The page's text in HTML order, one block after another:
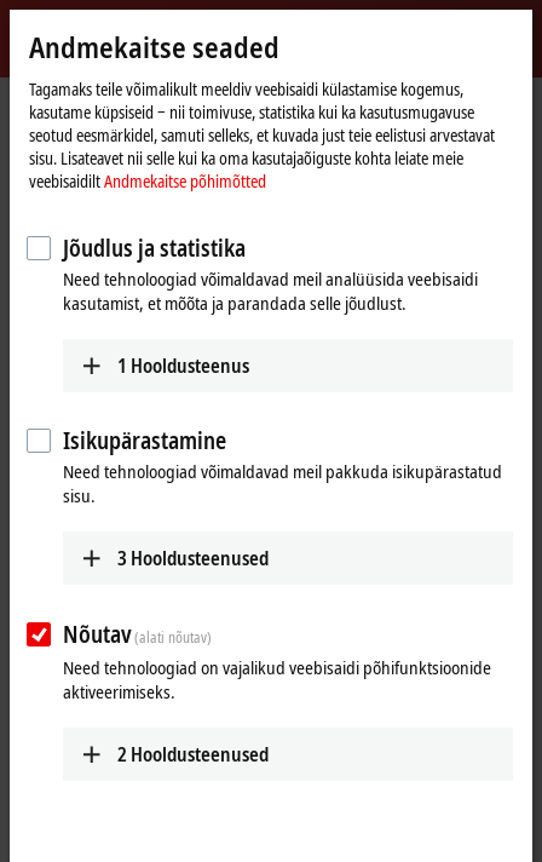
Beckhoff
-
New
Automation
Technology
AvalehtmyBeckhoff – Unustasin salasõna
Unustasin salasõna
Kui olete parooli unustanud, saadame teile e-posti teel lingi
uue parooli seadistamiseks.
E-posti aadress*
Esita
Andmekaitse seaded
Tagamaks teile võimalikult meeldiv veebisaidi külastamise kogemus,
kasutame küpsiseid ‒ nii toimivuse, statistika kui ka kasutusmugavuse
seotud eesmärkidel, samuti selleks, et kuvada just teie eelistusi arvestavat
sisu. Lisateavet nii selle kui ka oma kasutajaõiguste kohta leiate meie
veebisaidiltAndmekaitse põhimõtted
Jõudlus ja statistika
Need tehnoloogiad võimaldavad meil analüüsida veebisaidi
kasutamist, et mõõta ja parandada selle jõudlust.
1 Hooldusteenus
Isikupärastamine
Need tehnoloogiad võimaldavad meil pakkuda isikupärastatud
sisu.
3 Hooldusteenused
Nõutav(alati nõutav)
Need tehnoloogiad on vajalikud veebisaidi põhifunktsioonide
aktiveerimiseks.
2 Hooldusteenused